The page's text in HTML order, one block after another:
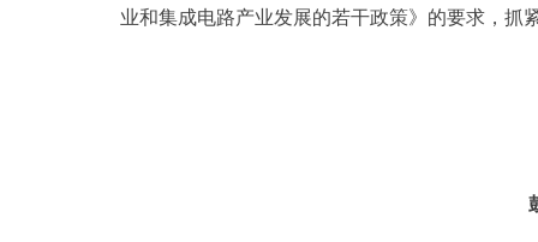
业和集成电路产业发展的若干政策》的要求，抓